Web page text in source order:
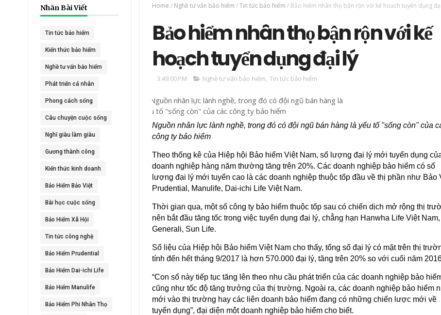
Nhãn Bài Viết
Tin tức bảo hiểm
Kiến thức bảo hiểm
Nghề tư vấn bảo hiểm
Phát triển cá nhân
Phong cách sống
Câu chuyện cuộc sống
Nghĩ giàu làm giàu
Gương thành công
Kiến thức kinh doanh
Bảo Hiểm Bảo Việt
Bài học cuộc sống
Bảo Hiểm Xã Hội
Tin tức công nghệ
Bảo Hiểm Prudential
Bảo Hiểm Dai-ichi Life
Bảo Hiểm Manulife
Bảo Hiểm Phi Nhân Thọ
Home / Nghề tư vấn bảo hiểm /Tin tức bảo hiểm / Bảo hiểm nhân thọ bận rộn với kế hoạch tuyển dụng
Bảo hiểm nhân thọ bận rộn với kế
hoạch tuyển dụng đại lý
3:49:00 PM Nghề tư vấn bảo hiểm, Tin tức bảo hiểm
Nguồn nhân lực lành nghề, trong đó có đội ngũ bán hàng là yếu tố "sống còn" của
công ty bảo hiểm
Theo thống kê của Hiệp hội Bảo hiểm Việt Nam, số lượng đại lý mới tuyển dụng
doanh nghiệp hàng năm thường tăng trên 20%. Các doanh nghiệp bảo hiểm có số
lượng đại lý mới tuyển cao là các doanh nghiệp thuộc tốp đầu về thị phần như Bảo
Prudential, Manulife, Dai-ichi Life Việt Nam.
Thời gian qua, một số công ty bảo hiểm thuộc tốp sau có chiến dịch mở rộng thị
nên bắt đầu tăng tốc trong việc tuyển dụng đại lý, chẳng hạn Hanwha Life Việt Nam,
Generali, Sun Life.
Số liệu của Hiệp hội Bảo hiểm Việt Nam cho thấy, tổng số đại lý có mặt trên thị
tính đến hết tháng 9/2017 là hơn 570.000 đại lý, tăng trên 20% so với cuối năm
“Con số này tiếp tục tăng lên theo nhu cầu phát triển của các doanh nghiệp bảo
cũng như tốc độ tăng trưởng của thị trường. Ngoài ra, các doanh nghiệp bảo hiểm
mới vào thị trường hay các liên doanh bảo hiểm đang có những chiến lược mới về
tuyển dụng”, đại diện một doanh nghiệp bảo hiểm cho biết.